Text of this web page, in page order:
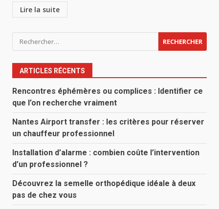
Lire la suite
Rechercher :
ARTICLES RÉCENTS
Rencontres éphémères ou complices : Identifier ce
que l’on recherche vraiment
Nantes Airport transfer : les critères pour réserver
un chauffeur professionnel
Installation d’alarme : combien coûte l’intervention
d’un professionnel ?
Découvrez la semelle orthopédique idéale à deux
pas de chez vous